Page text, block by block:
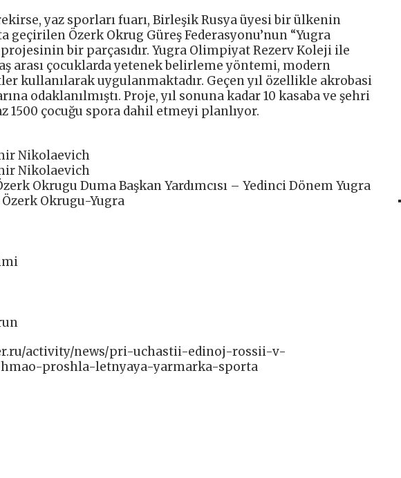
yaz sporları fuarı, Birleşik Rusya üyesi bir ülkenin
geçirilen Özerk Okrug Güreş Federasyonu’nun “Yugra
bir parçasıdır. Yugra Olimpiyat Rezerv Koleji ile
arası çocuklarda yetenek belirleme yöntemi, modern
kullanılarak uygulanmaktadır. Geçen yıl özellikle akrobasi
odaklanılmıştı. Proje, yıl sonuna kadar 10 kasaba ve şehri
1500 çocuğu spora dahil etmeyi planlıyor.
Nikolaevich
Nikolaevich
Okrugu Duma Başkan Yardımcısı – Yedinci Dönem Yugra
Okrugu-Yugra
activity/news/pri-uchastii-edinoj-rossii-v-
proshla-letnyaya-yarmarka-sporta